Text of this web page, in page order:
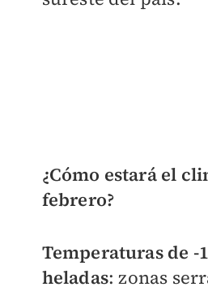
¿Cómo estará el
febrero?
Temperaturas de -
heladas: zonas